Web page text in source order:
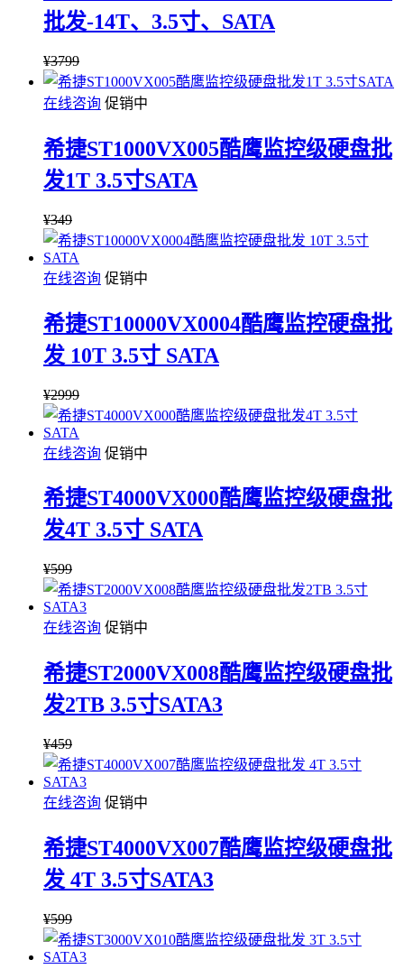
批发-14T、3.5寸、SATA
¥3799
在线咨询 促销中
希捷ST1000VX005酷鹰监控级硬盘批
发1T 3.5寸SATA
¥349
在线咨询 促销中
希捷ST10000VX0004酷鹰监控硬盘批
发 10T 3.5寸 SATA
¥2999
在线咨询 促销中
希捷ST4000VX000酷鹰监控级硬盘批
发4T 3.5寸 SATA
¥599
在线咨询 促销中
希捷ST2000VX008酷鹰监控级硬盘批
发2TB 3.5寸SATA3
¥459
在线咨询 促销中
希捷ST4000VX007酷鹰监控级硬盘批
发 4T 3.5寸SATA3
¥599